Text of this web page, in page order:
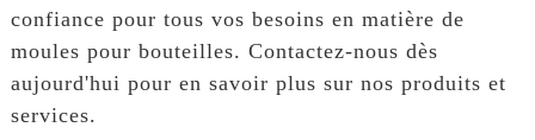
confiance pour tous vos besoins en matière de
moules pour bouteilles. Contactez-nous dès
aujourd'hui pour en savoir plus sur nos produits et
services.